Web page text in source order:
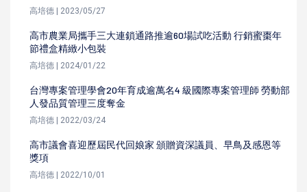
高培德 | 2023/05/27
高市農業局攜手三大連鎖通路推逾60場試吃活動 行銷蜜棗年
節禮盒精緻小包裝
高培德 | 2024/01/22
台灣專案管理學會20年育成逾萬名4 級國際專案管理師 勞動部
人發品質管理三度奪金
高培德 | 2022/03/24
高市議會喜迎歷屆民代回娘家 頒贈資深議員、早鳥及感恩等
獎項
高培德 | 2022/10/01